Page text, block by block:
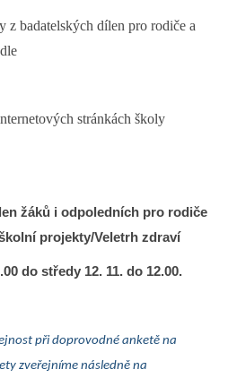
dílen pro rodiče a
stránkách školy
žáků i odpoledních pro rodiče
projekty/Veletrh zdraví
do středy 12. 11. do 12.00.
při doprovodné anketě na
zveřejníme následně na